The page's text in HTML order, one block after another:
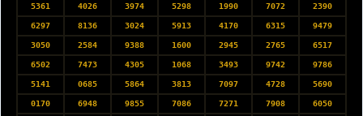
5361 4026 3974 5298 1990 7072 2390
6297 8136 3024 5913 4170 6315 9479
3050 2584 9388 1600 2945 2765 6517
6502 7473 4305 1068 3493 9742 9786
5141 0685 5864 3813 7097 4728 5690
0170 6948 9855 7086 7271 7908 6050